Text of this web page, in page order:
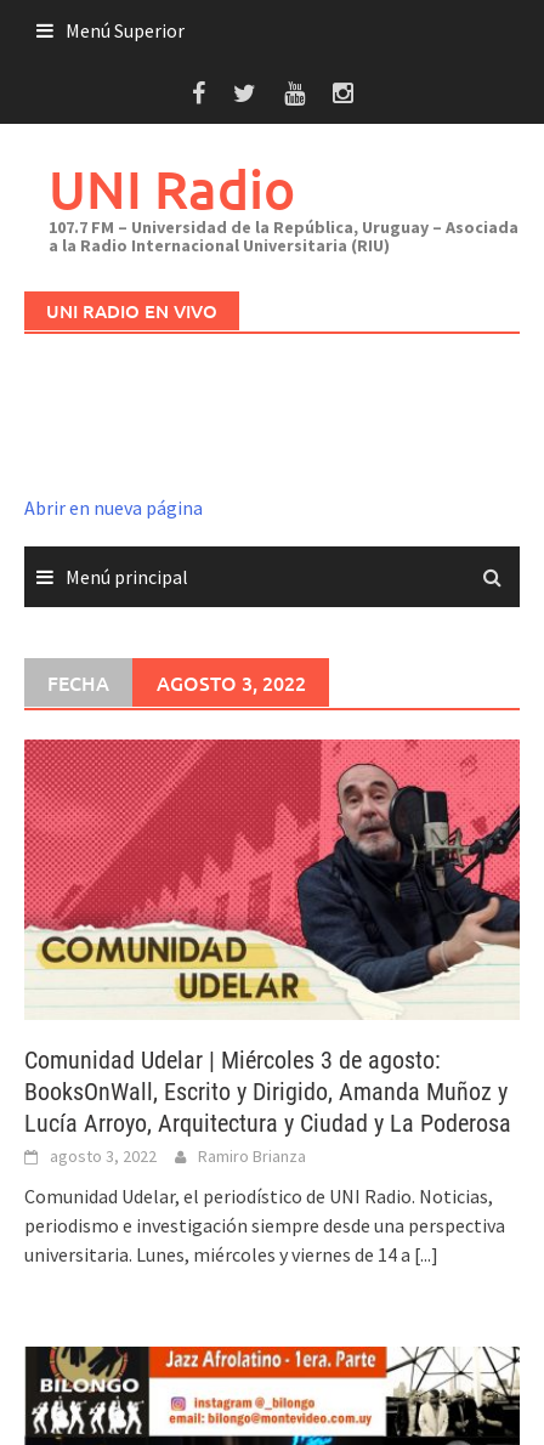
Menú Superior
UNI Radio
107.7 FM – Universidad de la República, Uruguay – Asociada
a la Radio Internacional Universitaria (RIU)
UNI RADIO EN VIVO
Abrir en nueva página
Menú principal
FECHA AGOSTO 3, 2022
Comunidad Udelar | Miércoles 3 de agosto:
BooksOnWall, Escrito y Dirigido, Amanda Muñoz y
Lucía Arroyo, Arquitectura y Ciudad y La Poderosa
agosto 3, 2022 Ramiro Brianza
Comunidad Udelar, el periodístico de UNI Radio. Noticias,
periodismo e investigación siempre desde una perspectiva
universitaria. Lunes, miércoles y viernes de 14 a [...]